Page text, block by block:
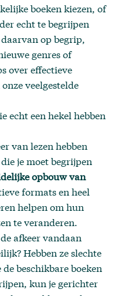
boeken kiezen, of
echt te begrijpen
op begrip,
genres of
over effectieve
veelgestelde
echt een hekel hebben
van lezen hebben
je moet begrijpen
opbouw van
formats en heel
helpen om hun
te veranderen.
afkeer vandaan
Hebben ze slechte
beschikbare boeken
kun je gerichter